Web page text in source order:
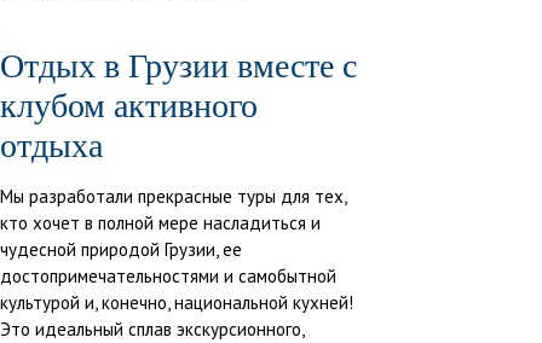
Отдых в Грузии вместе с
клубом активного
отдыха
Мы разработали прекрасные туры для тех,
кто хочет в полной мере насладиться и
чудесной природой Грузии, ее
достопримечательностями и самобытной
культурой и, конечно, национальной кухней!
Это идеальный сплав экскурсионного,